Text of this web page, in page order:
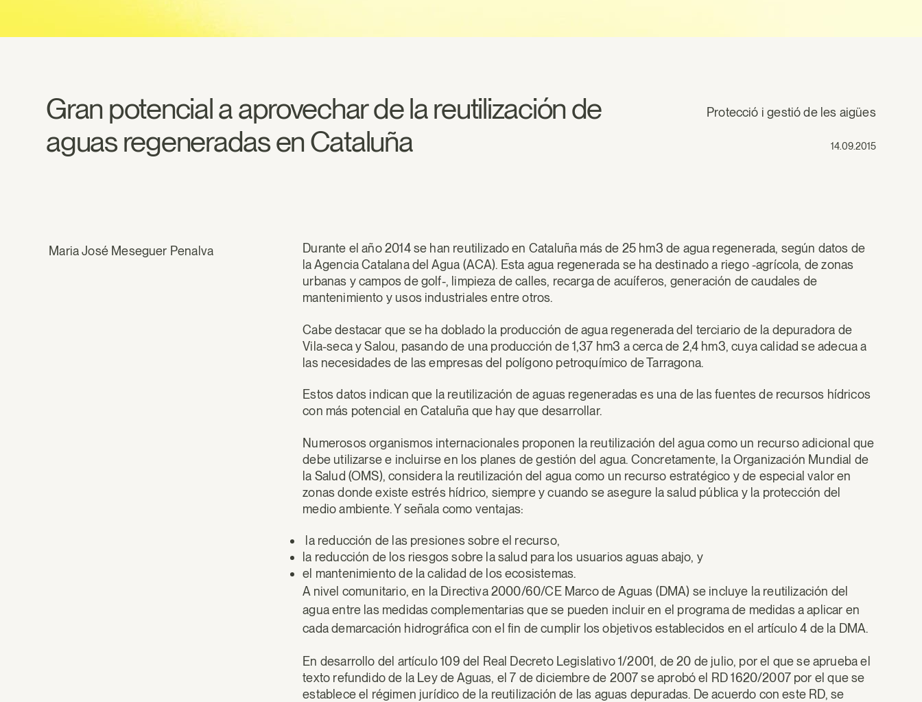
Gran potencial a aprovechar de la reutilización de
aguas regeneradas en Cataluña
14.09.2015
Protecció i gestió de les aigües
Durante el año 2014 se han reutilizado en Cataluña más de 25 hm3 de agua regenerada, según datos de
la Agencia Catalana del Agua (ACA). Esta agua regenerada se ha destinado a riego -agrícola, de zonas
urbanas y campos de golf-, limpieza de calles, recarga de acuíferos, generación de caudales de
mantenimiento y usos industriales entre otros.
Cabe destacar que se ha doblado la producción de agua regenerada del terciario de la depuradora de
Vila-seca y Salou, pasando de una producción de 1,37 hm3 a cerca de 2,4 hm3, cuya calidad se adecua a
las necesidades de las empresas del polígono petroquímico de Tarragona.
Estos datos indican que la reutilización de aguas regeneradas es una de las fuentes de recursos hídricos
con más potencial en Cataluña que hay que desarrollar.
Numerosos organismos internacionales proponen la reutilización del agua como un recurso adicional que
debe utilizarse e incluirse en los planes de gestión del agua. Concretamente, la Organización Mundial de
la Salud (OMS), considera la reutilización del agua como un recurso estratégico y de especial valor en
zonas donde existe estrés hídrico, siempre y cuando se asegure la salud pública y la protección del
medio ambiente. Y señala como ventajas:
la reducción de las presiones sobre el recurso,
la reducción de los riesgos sobre la salud para los usuarios aguas abajo, y
el mantenimiento de la calidad de los ecosistemas.
A nivel comunitario, en la Directiva 2000/60/CE Marco de Aguas (DMA) se incluye la reutilización del
agua entre las medidas complementarias que se pueden incluir en el programa de medidas a aplicar en
cada demarcación hidrográfica con el fin de cumplir los objetivos establecidos en el artículo 4 de la DMA.
En desarrollo del artículo 109 del Real Decreto Legislativo 1/2001, de 20 de julio, por el que se aprueba el
texto refundido de la Ley de Aguas, el 7 de diciembre de 2007 se aprobó el RD 1620/2007 por el que se
establece el régimen jurídico de la reutilización de las aguas depuradas. De acuerdo con este RD, se
Maria José Meseguer Penalva